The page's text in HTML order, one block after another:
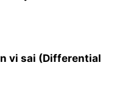
vi sai (Differential